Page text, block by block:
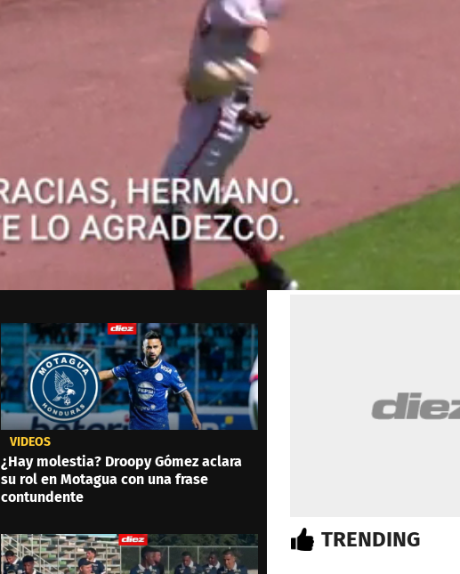
VIDEOS
¿Hay molestia? Droopy Gómez aclara
su rol en Motagua con una frase
contundente
TRENDING